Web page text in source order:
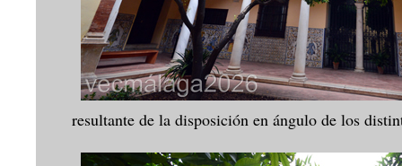
resultante de la disposición en ángulo de los